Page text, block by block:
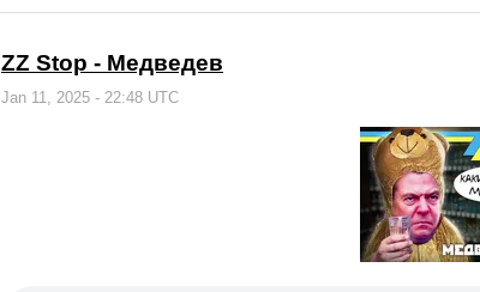
ZZ Stop - Медведев
Jan 11, 2025 - 22:48 UTC